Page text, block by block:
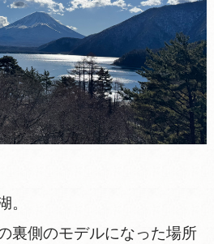
。
裏側のモデルになった場所